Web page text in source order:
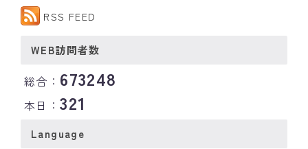
RSS FEED
WEB訪問者数
総合： 673248
本日：321
Language